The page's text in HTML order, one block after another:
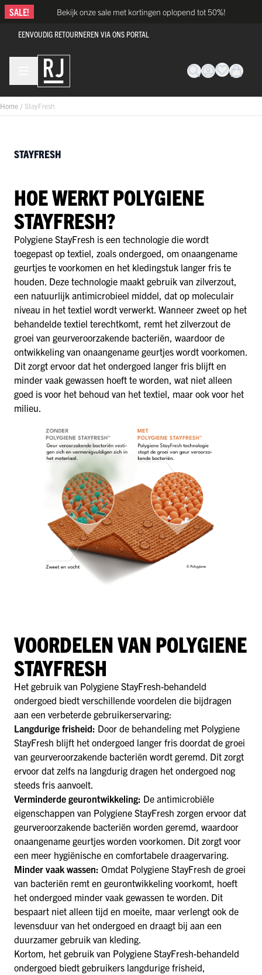
Ga naar de inhoud
SALE! Bekijk onze sale met kortingen oplopend tot 50%!
EENVOUDIG RETOURNEREN VIA ONS PORTAL
Home / StayFresh
STAYFRESH
HOE WERKT POLYGIENE
STAYFRESH?
Polygiene StayFresh is een technologie die wordt
toegepast op textiel, zoals ondergoed, om onaangename
geurtjes te voorkomen en het kledingstuk langer fris te
houden. Deze technologie maakt gebruik van zilverzout,
een natuurlijk antimicrobieel middel, dat op moleculair
niveau in het textiel wordt verwerkt. Wanneer zweet op het
behandelde textiel terechtkomt, remt het zilverzout de
groei van geurveroorzakende bacteriën, waardoor de
ontwikkeling van onaangename geurtjes wordt voorkomen.
Dit zorgt ervoor dat het ondergoed langer fris blijft en
minder vaak gewassen hoeft te worden, wat niet alleen
goed is voor het behoud van het textiel, maar ook voor het
milieu.
VOORDELEN VAN POLYGIENE
STAYFRESH
Het gebruik van Polygiene StayFresh-behandeld
ondergoed biedt verschillende voordelen die bijdragen
aan een verbeterde gebruikerservaring:
Langdurige frisheid: Door de behandeling met Polygiene
StayFresh blijft het ondergoed langer fris doordat de groei
van geurveroorzakende bacteriën wordt geremd. Dit zorgt
ervoor dat zelfs na langdurig dragen het ondergoed nog
steeds fris aanvoelt.
Verminderde geurontwikkeling: De antimicrobiële
eigenschappen van Polygiene StayFresh zorgen ervoor dat
geurveroorzakende bacteriën worden geremd, waardoor
onaangename geurtjes worden voorkomen. Dit zorgt voor
een meer hygiënische en comfortabele draagervaring.
Minder vaak wassen: Omdat Polygiene StayFresh de groei
van bacteriën remt en geurontwikkeling voorkomt, hoeft
het ondergoed minder vaak gewassen te worden. Dit
bespaart niet alleen tijd en moeite, maar verlengt ook de
levensduur van het ondergoed en draagt bij aan een
duurzamer gebruik van kleding.
Kortom, het gebruik van Polygiene StayFresh-behandeld
ondergoed biedt gebruikers langdurige frisheid,